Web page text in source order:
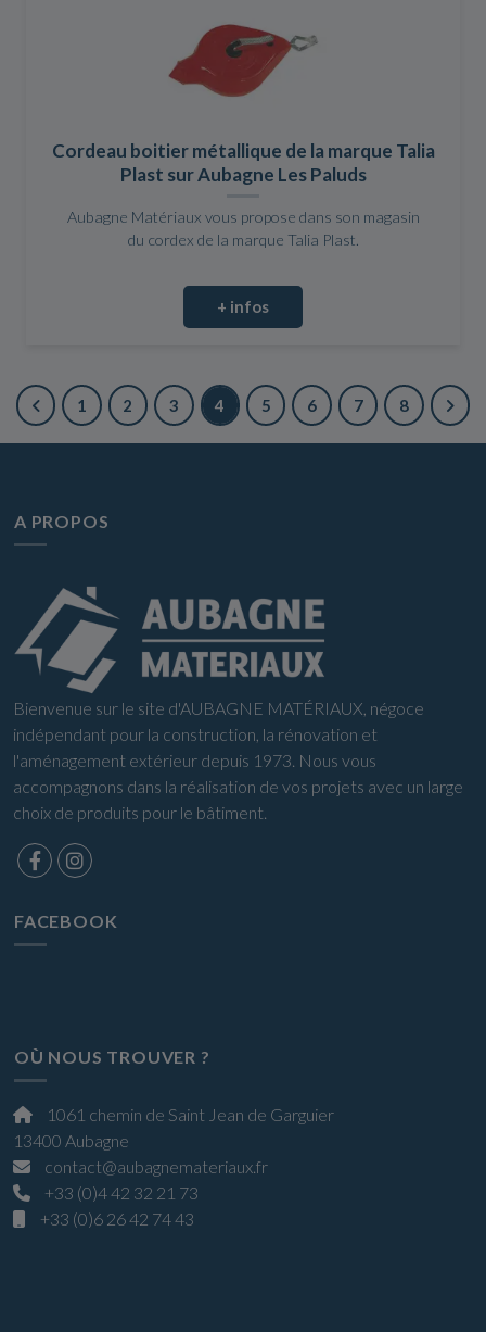
Cordeau boitier métallique de la marque Talia
Plast sur Aubagne Les Paluds
Aubagne Matériaux vous propose dans son magasin
du cordex de la marque Talia Plast.
+ infos
1 2 3 4 5 6 7 8
A PROPOS
Bienvenue sur le site d'AUBAGNE MATÉRIAUX, négoce
indépendant pour la construction, la rénovation et
l'aménagement extérieur depuis 1973. Nous vous
accompagnons dans la réalisation de vos projets avec un large
choix de produits pour le bâtiment.
FACEBOOK
OÙ NOUS TROUVER ?
1061 chemin de Saint Jean de Garguier
13400 Aubagne
contact@aubagnemateriaux.fr
+33 (0)4 42 32 21 73
+33 (0)6 26 42 74 43